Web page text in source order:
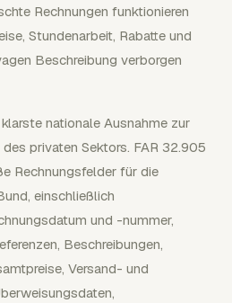
Rechnungen funktionieren
Stundenarbeit, Rabatte und
Beschreibung verborgen
nationale Ausnahme zur
privaten Sektors. FAR 32.905
Rechnungsfelder für die
einschließlich
und -nummer,
Beschreibungen,
Versand- und